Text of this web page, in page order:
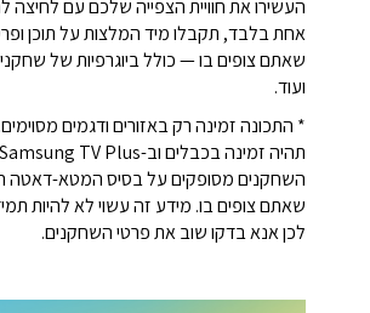
העשירו את חוויית הצפייה שלכם עם לחיצה
אחת בלבד, תקבלו מיד המלצות על תוכן
שאתם צופים בו — כולל ביוגרפיות של
ועוד.
* התכונה זמינה רק באזורים ודגמים
השחקנים מסופקים על בסיס המטא-דאטה
שאתם צופים בו. מידע זה עשוי לא להיות
לכן אנא בדקו שוב את פרטי השחקנים.